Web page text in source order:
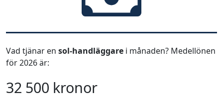
Vad tjänar en sol-handläggare i månaden? Medellönen
för 2026 är:
32 500 kronor